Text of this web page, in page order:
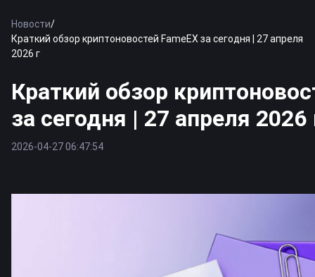
Новости/
Краткий обзор криптоновостей FameEX за сегодня | 27 апреля
2026 г
Краткий обзор
за сегодня | 27 апреля 2026
2026-04-27 06:47:54